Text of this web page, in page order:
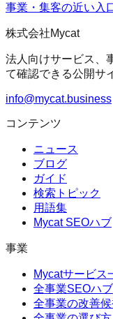
事業・集客の近い入
株式会社Mycat
法人向けサービス、
て確認できる公開サ
info@mycat.business
コンテンツ
ニュース
ブログ
ガイド
検索トピック
用語集
Mycat SEOハブ
事業
Mycatサービス
全事業SEOハブ
全事業の改善